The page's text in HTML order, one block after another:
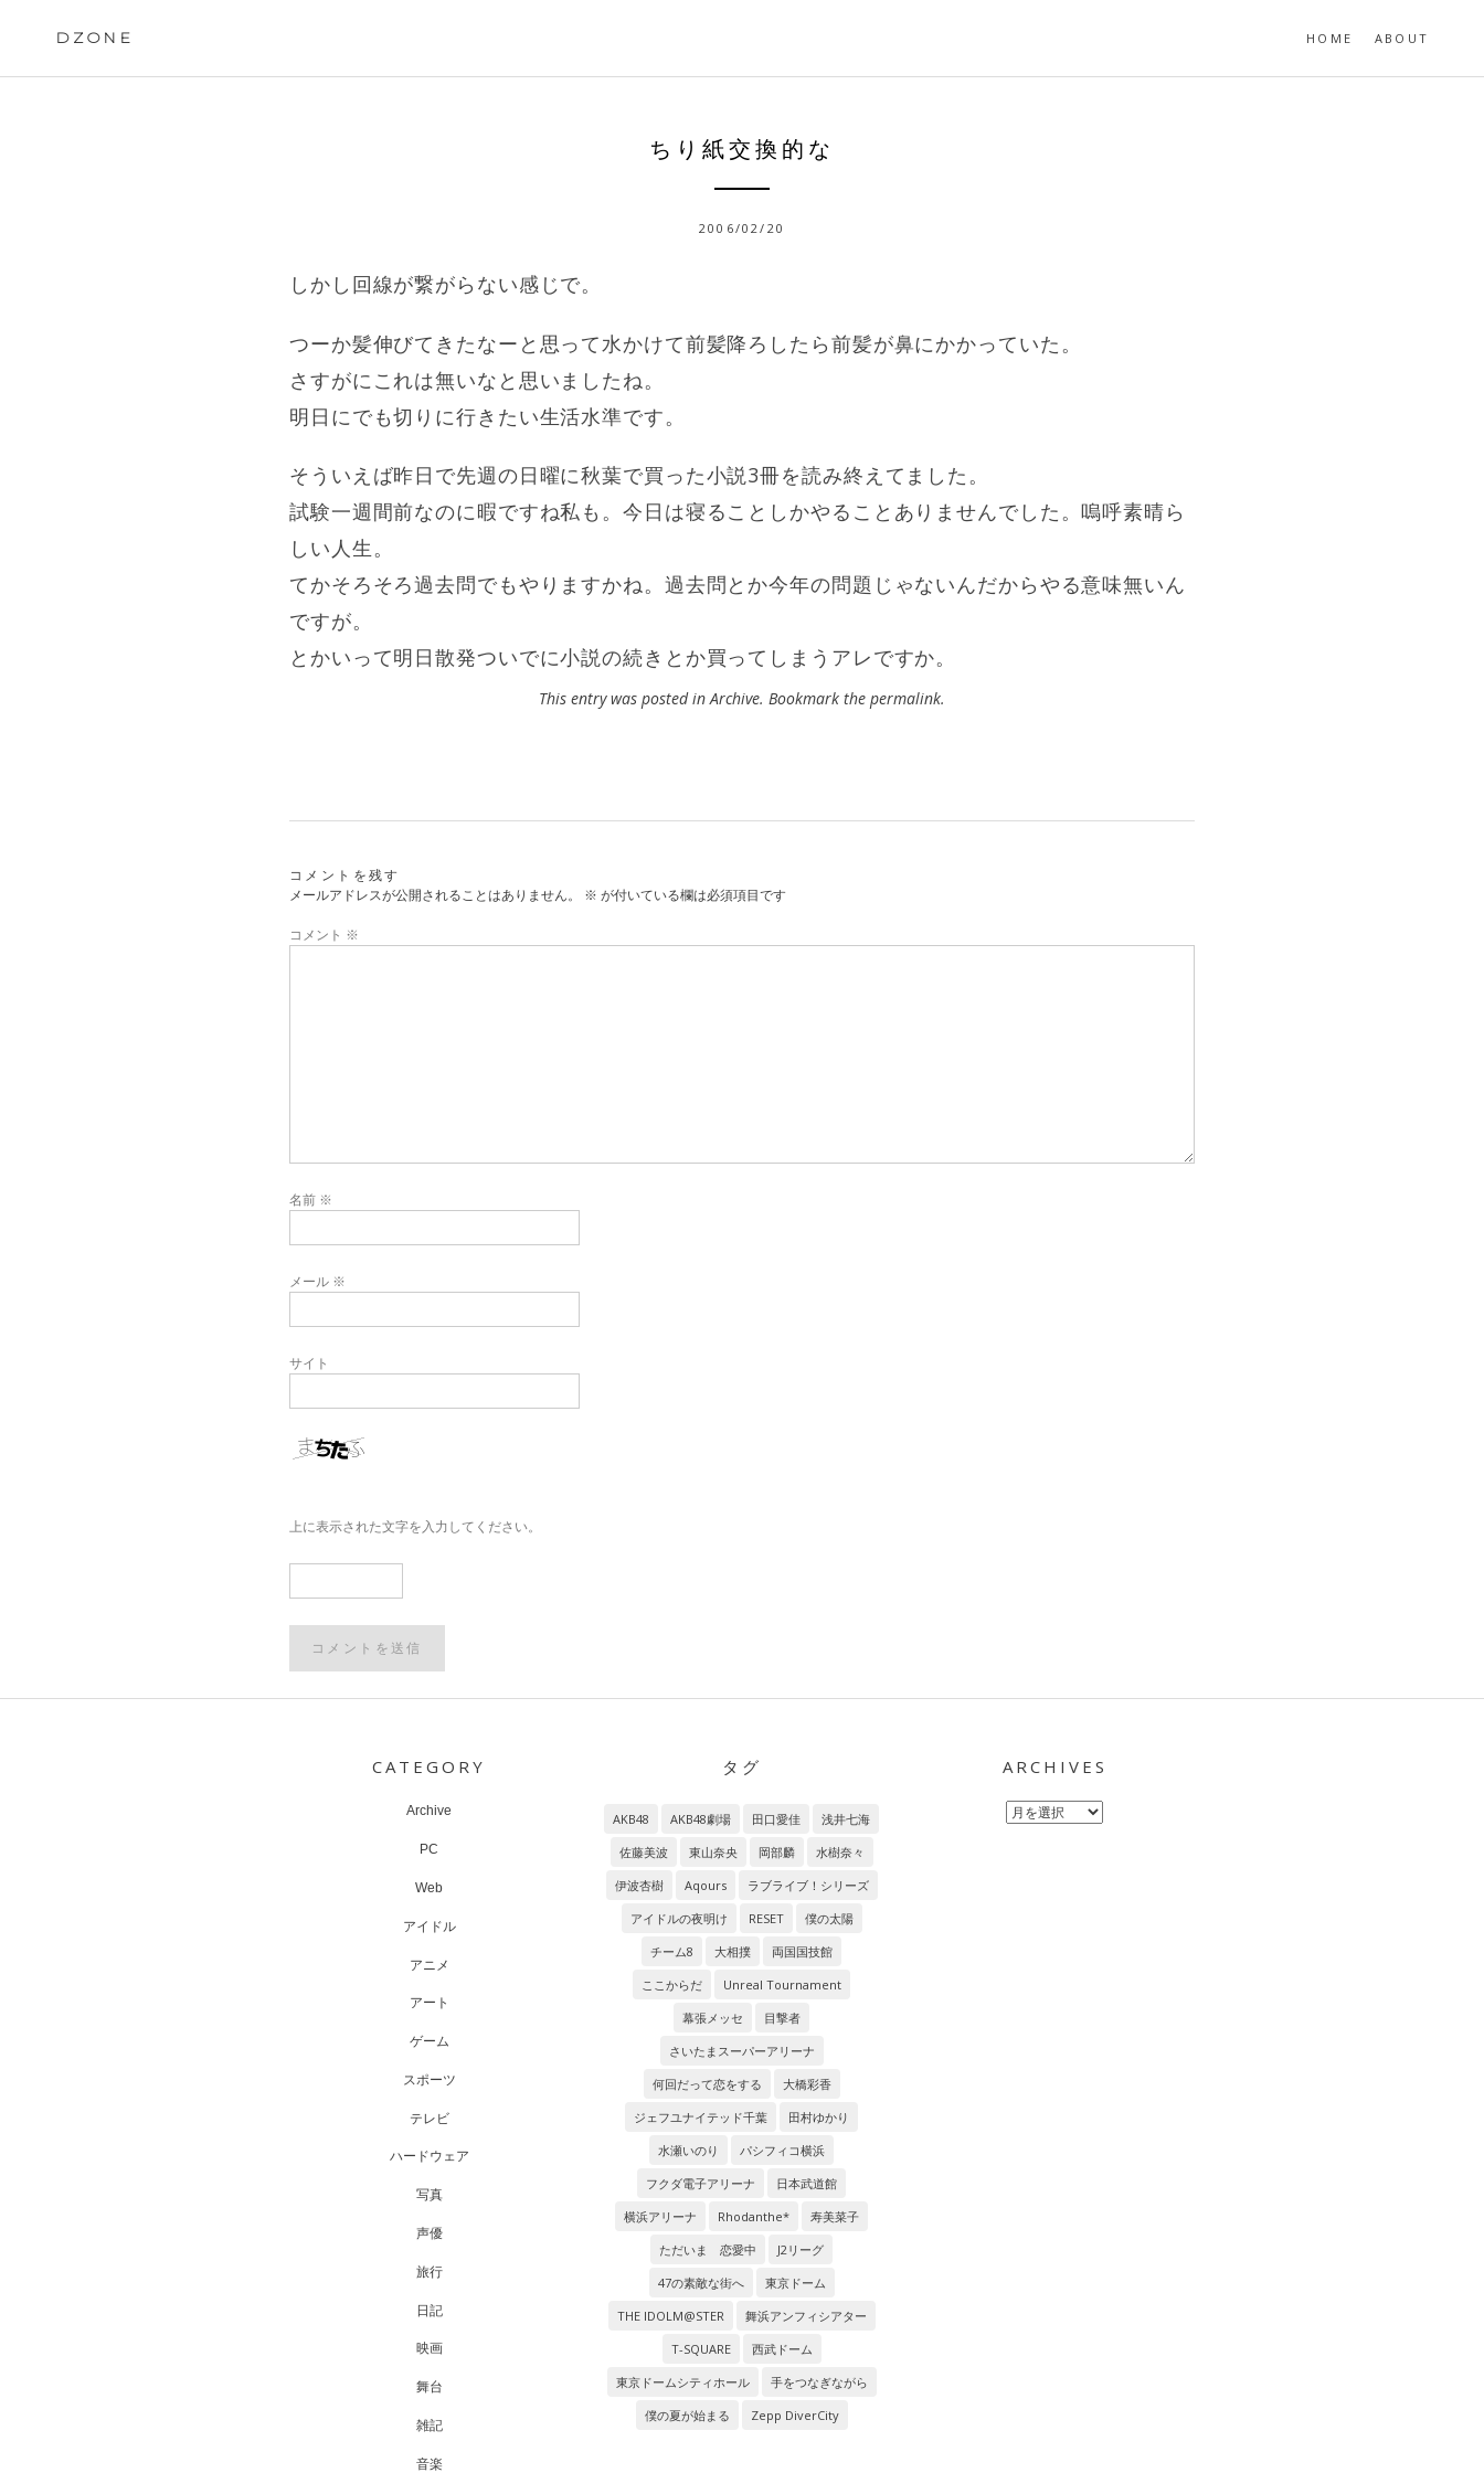
DZONE HOME ABOUT
ちり紙交換的な
2006/02/20
しかし回線が繋がらない感じで。
つーか髪伸びてきたなーと思って水かけて前髪降ろしたら前髪が鼻にかかっていた。
さすがにこれは無いなと思いましたね。
明日にでも切りに行きたい生活水準です。
そういえば昨日で先週の日曜に秋葉で買った小説3冊を読み終えてました。
試験一週間前なのに暇ですね私も。今日は寝ることしかやることありませんでした。嗚呼素晴ら
しい人生。
てかそろそろ過去問でもやりますかね。過去問とか今年の問題じゃないんだからやる意味無いん
ですが。
とかいって明日散発ついでに小説の続きとか買ってしまうアレですか。
This entry was posted inArchive. Bookmark the permalink.
コメントを残す
メールアドレスが公開されることはありません。
※ が付いている欄は必須項目です
コメント ※
名前 ※
メール ※
サイト
上に表示された文字を入力してください。
CATEGORY
Archive
PC
Web
アイドル
アニメ
アート
ゲーム
スポーツ
テレビ
ハードウェア
写真
声優
旅行
日記
映画
舞台
雑記
音楽
タグ
AKB48 AKB48劇場 田口愛佳
浅井七海
佐藤美波
東山奈央 岡部麟
水樹奈々
伊波杏樹
Aqours
ラブライブ！シリーズ
アイドルの夜明け
RESET
僕の太陽
チーム8
大相撲
両国国技館
ここからだ
Unreal Tournament
幕張メッセ
目撃者
さいたまスーパーアリーナ
何回だって恋をする
大橋彩香
ジェフユナイテッド千葉
田村ゆかり
水瀬いのり
パシフィコ横浜
フクダ電子アリーナ
日本武道館
横浜アリーナ
Rhodanthe*
寿美菜子
ただいま 恋愛中
J2リーグ
47の素敵な街へ
東京ドーム
THE IDOLM@STER
舞浜アンフィシアター
T-SQUARE
西武ドーム
東京ドームシティホール
手をつなぎながら
僕の夏が始まる
Zepp DiverCity
ARCHIVES
Archives